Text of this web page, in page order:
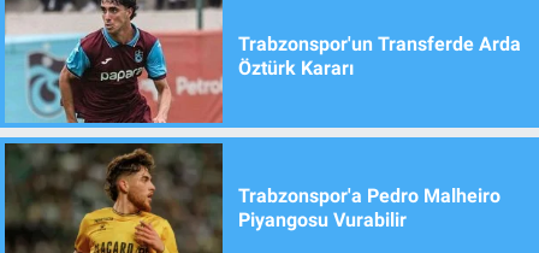
Trabzonspor'un Transferde Arda
Öztürk Kararı
Trabzonspor'a Pedro Malheiro
Piyangosu Vurabilir